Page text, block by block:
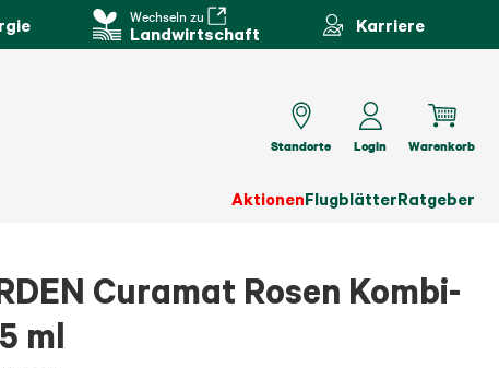
Wechseln zu
Landwirtschaft Karriere
AktionenFlugblätterRatgeber
Standorte Login Warenkorb
Curamat Rosen Kombi-
ml